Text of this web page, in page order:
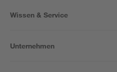
Wissen & Service
Unternehmen